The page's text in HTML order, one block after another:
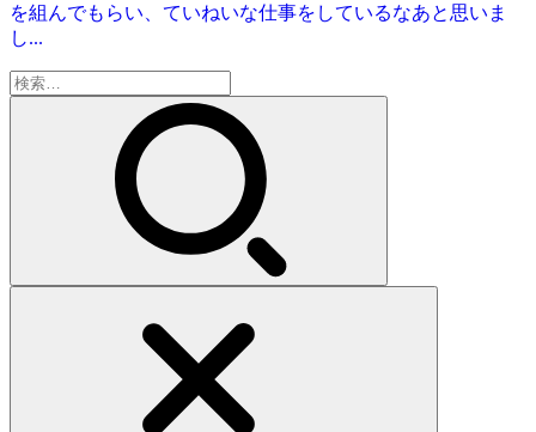
を組んでもらい、ていねいな仕事をしているなあと思いま
し...
検
索: